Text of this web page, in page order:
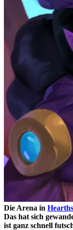
Die Arena in
Das hat sich
ist ganz schnell